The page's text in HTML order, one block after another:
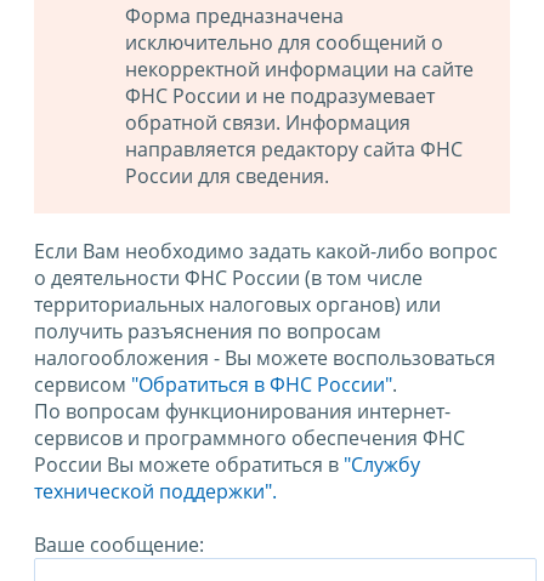
Форма предназначена
исключительно для сообщений о
некорректной информации на сайте
ФНС России и не подразумевает
обратной связи. Информация
направляется редактору сайта ФНС
России для сведения.
Если Вам необходимо задать какой-либо вопрос
о деятельности ФНС России (в том числе
территориальных налоговых органов) или
получить разъяснения по вопросам
налогообложения - Вы можете воспользоваться
сервисом "Обратиться в ФНС России".
По вопросам функционирования интернет-
сервисов и программного обеспечения ФНС
России Вы можете обратиться в "Службу
технической поддержки".
Ваше сообщение: